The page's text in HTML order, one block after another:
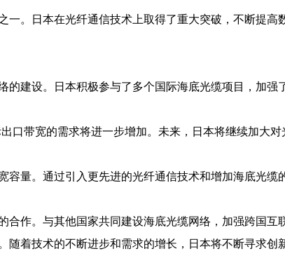
一。日本在光纤通信技术上取得了重大突破，不断提
建设。日本积极参与了多个国际海底光缆项目，加
口带宽的需求将进一步增加。未来，日本将继续加大
量。通过引入更先进的光纤通信技术和增加海底光缆
作。与其他国家共同建设海底光缆网络，加强跨国互
着技术的不断进步和需求的增长，日本将不断寻求创